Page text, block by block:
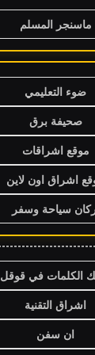
ماسنجر المسلم
ضوء التعليمي
صحيفة برق
موقع اشراقات
اشراق اون لاين
سياحة وسفر
الكلمات في قوقل
اشراق التقنية
ان سفن